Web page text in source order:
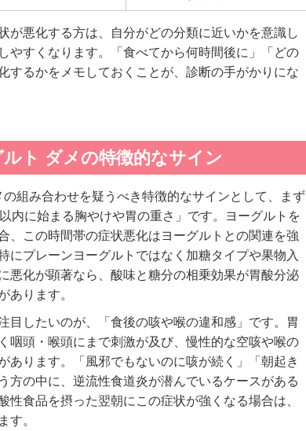
が悪化する方は、自分がどの分類に近いかを意識し
やすくなります。「食べてから何時間後に」「どの
するかをメモしておくことが、診断の手がかりにな
ト ダメの特徴的なサイン
組み合わせを疑うべき特徴的なサインとして、まず
内に始まる胸やけや胃の重さ」です。ヨーグルトを
、この時間帯の症状悪化はヨーグルトとの関連を強
にプレーンヨーグルトではなく加糖タイプや果物入
悪化が顕著なら、酸味と糖分の相乗効果が胃酸分泌
あります。
目したいのが、「食後の咳や喉の違和感」です。胃
咽頭・喉頭にまで刺激が及び、慢性的な空咳や喉の
あります。「風邪でもないのに咳が続く」「朝起き
方の中に、逆流性食道炎が潜んでいるケースがある
性食品を摂った翌朝にこの症状が強くなる場合は、
す。